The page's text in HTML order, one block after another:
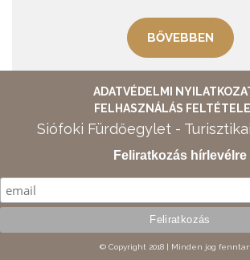
BŐVEBBEN
ADATVÉDELMI
FELHASZNÁLÁS FELTÉTELEI
Siófoki Fürdőegylet -
Feliratkozás hírlevélre
© Copyright 2018 | Minden jog